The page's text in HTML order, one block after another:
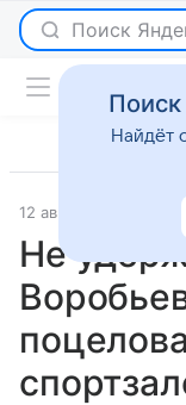
Поиск
12 августа 2025
Не
Поиск
Найдёт